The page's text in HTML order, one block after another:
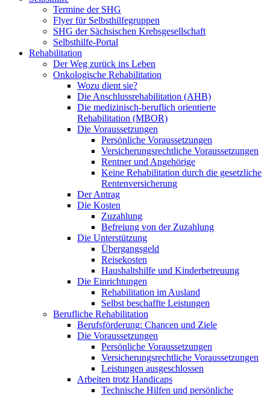
Termine der SHG
Flyer für Selbsthilfegruppen
SHG der Sächsischen Krebsgesellschaft
Selbsthilfe-Portal
Rehabilitation
Der Weg zurück ins Leben
Onkologische Rehabilitation
Wozu dient sie?
Die Anschlussrehabilitation (AHB)
Die medizinisch-beruflich orientierte
Rehabilitation (MBOR)
Die Voraussetzungen
Persönliche Voraussetzungen
Versicherungsrechtliche Voraussetzungen
Rentner und Angehörige
Keine Rehabilitation durch die gesetzliche
Rentenversicherung
Der Antrag
Die Kosten
Zuzahlung
Befreiung von der Zuzahlung
Die Unterstützung
Übergangsgeld
Reisekosten
Haushaltshilfe und Kinderbetreuung
Die Einrichtungen
Rehabilitation im Ausland
Selbst beschaffte Leistungen
Berufliche Rehabilitation
Berufsförderung: Chancen und Ziele
Die Voraussetzungen
Persönliche Voraussetzungen
Versicherungsrechtliche Voraussetzungen
Leistungen ausgeschlossen
Arbeiten trotz Handicaps
Technische Hilfen und persönliche